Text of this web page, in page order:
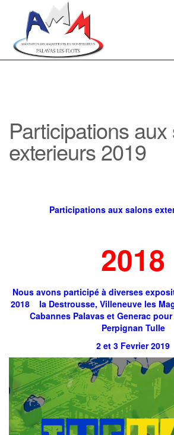
Participations
exterieurs 2019
Participations aux salons
2018
Nous avons participé à diverses
2018 la Destrousse, Villeneuve les
Cabannes Palavas et Generac
Perpignan Tulle
2 et 3 Fevrier 2019